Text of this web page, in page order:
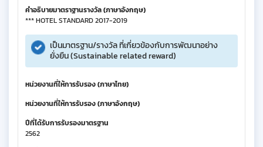
คำอธิบายมาตราฐานรางวัล (ภาษาอังกฤษ)
*** HOTEL STANDARD 2017-2019
เป็นมาตรฐาน/รางวัล ที่เกี่ยวข้องกับการพัฒนาอย่าง
ยั่งยืน (Sustainable related reward)
หน่วยงานที่ให้การรับรอง (ภาษาไทย)
หน่วยงานที่ให้การรับรอง (ภาษาอังกฤษ)
ปีที่ได้รับการรับรองมาตรฐาน
2562